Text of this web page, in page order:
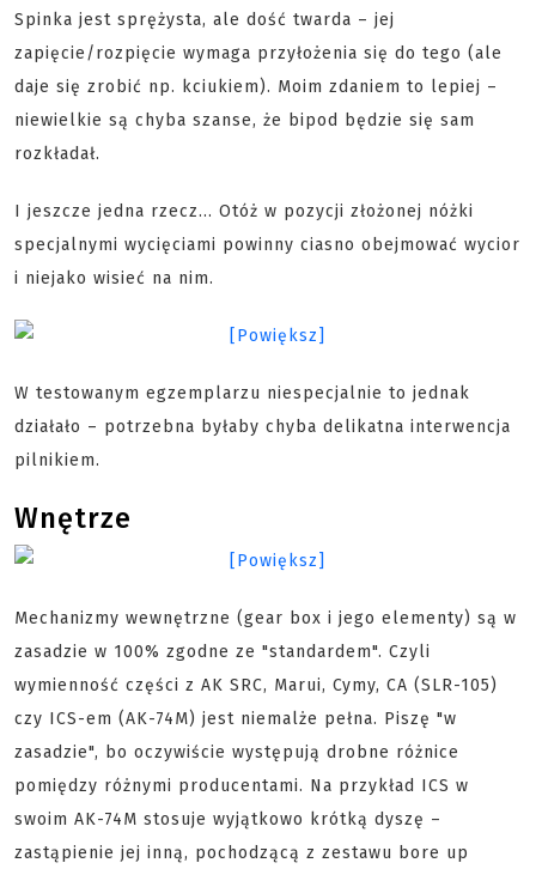
Spinka jest sprężysta, ale dość twarda – jej
zapięcie/rozpięcie wymaga przyłożenia się do tego (ale
daje się zrobić np. kciukiem). Moim zdaniem to lepiej –
niewielkie są chyba szanse, że bipod będzie się sam
rozkładał.
I jeszcze jedna rzecz... Otóż w pozycji złożonej nóżki
specjalnymi wycięciami powinny ciasno obejmować wycior
i niejako wisieć na nim.
W testowanym egzemplarzu niespecjalnie to jednak
działało – potrzebna byłaby chyba delikatna interwencja
pilnikiem.
Wnętrze
Mechanizmy wewnętrzne (gear box i jego elementy) są w
zasadzie w 100% zgodne ze "standardem". Czyli
wymienność części z AK SRC, Marui, Cymy, CA (SLR-105)
czy ICS-em (AK-74M) jest niemalże pełna. Piszę "w
zasadzie", bo oczywiście występują drobne różnice
pomiędzy różnymi producentami. Na przykład ICS w
swoim AK-74M stosuje wyjątkowo krótką dyszę –
zastąpienie jej inną, pochodzącą z zestawu bore up